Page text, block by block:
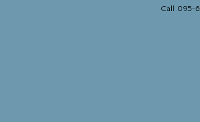
Call 095-